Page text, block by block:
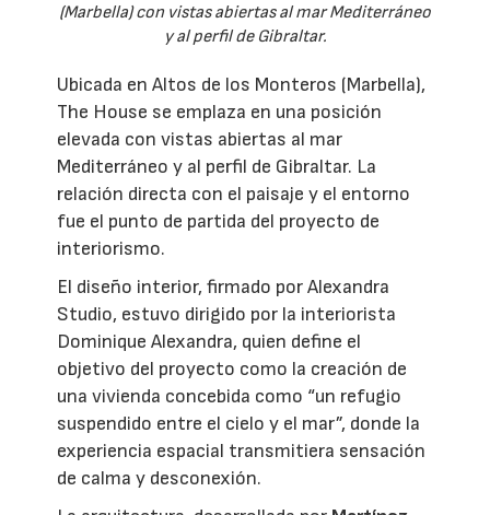
(Marbella) con vistas abiertas al mar Mediterráneo
y al perfil de Gibraltar.
Ubicada en Altos de los Monteros (Marbella),
The House se emplaza en una posición
elevada con vistas abiertas al mar
Mediterráneo y al perfil de Gibraltar. La
relación directa con el paisaje y el entorno
fue el punto de partida del proyecto de
interiorismo.
El diseño interior, firmado por Alexandra
Studio, estuvo dirigido por la interiorista
Dominique Alexandra, quien define el
objetivo del proyecto como la creación de
una vivienda concebida como “un refugio
suspendido entre el cielo y el mar”, donde la
experiencia espacial transmitiera sensación
de calma y desconexión.